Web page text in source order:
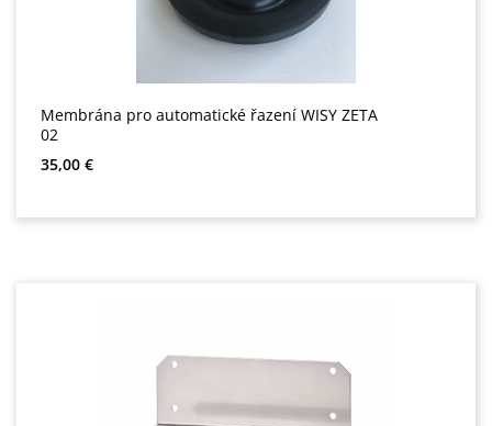
Membrána pro automatické řazení WISY ZETA
02
Běžná cena:
35,00 €